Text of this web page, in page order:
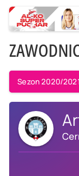
Sezon 2020/